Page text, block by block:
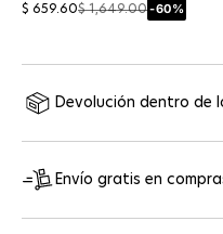
$ 659.60$ 1,649.00-60%
Devolución dentro de
Envío gratis en